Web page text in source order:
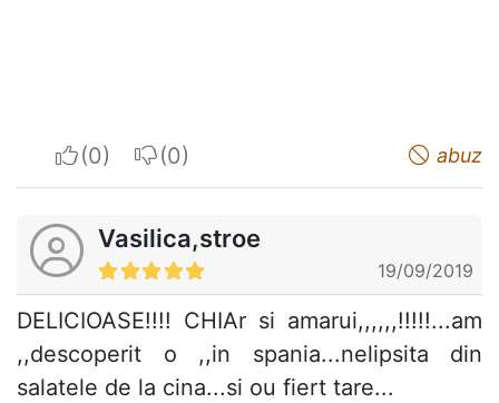
I apreciateI do not appreciate abuz
Vasilica,stroe
19/09/2019
DELICIOASE!!!! CHIAr si amarui,,,,,,!!!!!...am
,,descoperit o ,,in spania...nelipsita din
salatele de la cina...si ou fiert tare...